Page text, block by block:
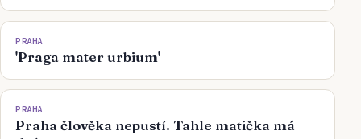
PRAHA
'Praga mater urbium'
PRAHA
Praha člověka nepustí. Tahle matička má